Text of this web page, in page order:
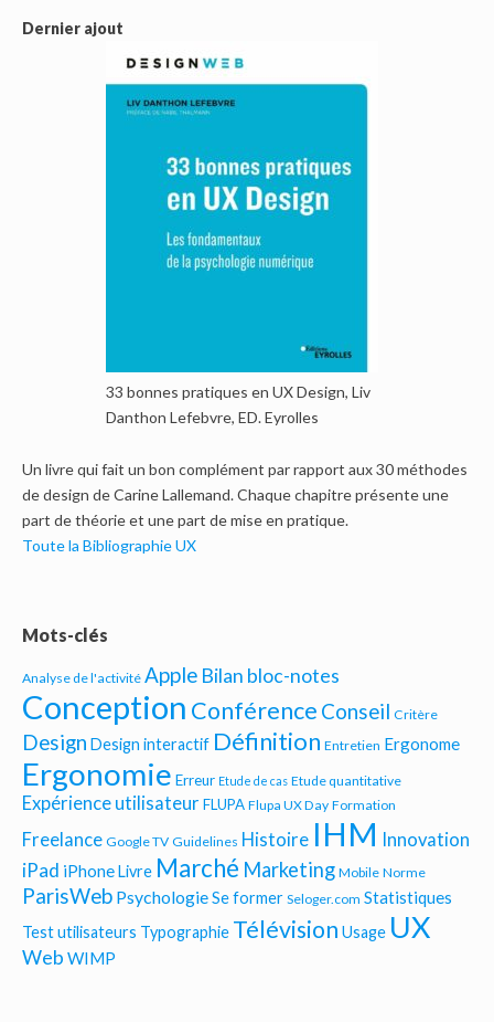
Dernier ajout
33 bonnes pratiques en UX Design, Liv
Danthon Lefebvre, ED. Eyrolles
Un livre qui fait un bon complément par rapport aux 30 méthodes
de design de Carine Lallemand. Chaque chapitre présente une
part de théorie et une part de mise en pratique.
Toute la Bibliographie UX
Mots-clés
Analyse de l'activité Apple Bilan bloc-notes
Conception Conférence Conseil Critère
Design Design interactif Définition Entretien Ergonome
Ergonomie Erreur Etude de cas Etude quantitative
Expérience utilisateur FLUPA Flupa UX Day Formation
Freelance Google TV Guidelines Histoire IHM Innovation
iPad iPhoneLivre Marché Marketing Mobile Norme
ParisWeb PsychologieSe former Seloger.com Statistiques
Test utilisateurs Typographie Télévision Usage UX
Web WIMP